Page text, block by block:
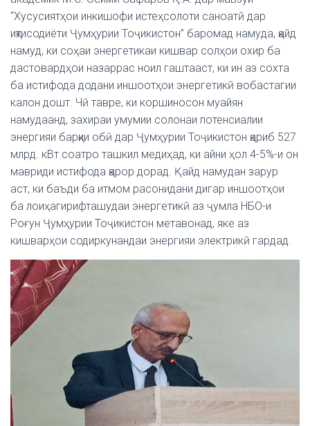
“Хусусиятҳои инкишофи истеҳсолоти саноатӣ дар
иқтисодиёти Ҷумҳурии Тоҷикистон” баромад намуда, қайд
намуд, ки соҳаи энергетикаи кишвар солҳои охир ба
дастовардҳои назаррас ноил гаштааст, ки ин аз сохта
ба истифода додани иншоотҳои энергетикӣ вобастагии
калон дошт. Чӣ тавре, ки коршиносон муайян
намудаанд, захираи умумии солонаи потенсиалии
энергияи барқии обӣ дар Ҷумҳурии Тоҷикистон қариб 527
млрд. кВт соатро ташкил медиҳад, ки айни ҳол 4-5%-и он
мавриди истифода қарор дорад. Қайд намудан зарур
аст, ки баъди ба итмом расонидани дигар иншоотҳои
ба лоиҳагирифташудаи энергетикӣ аз ҷумла НБО-и
Роғун Ҷумҳурии Тоҷикистон метавонад, яке аз
кишварҳои содиркунандаи энергияи электрикӣ гардад.